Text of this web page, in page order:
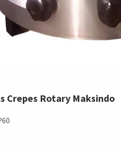
Crepes Rotary Maksindo